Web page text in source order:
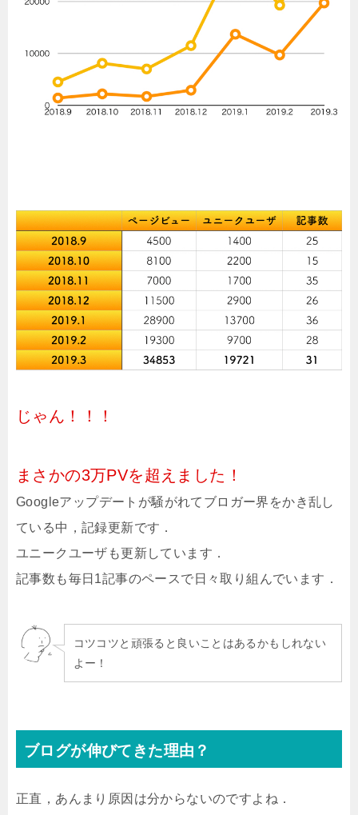
じゃん！！！
まさかの3万PVを超えました！
Googleアップデートが騒がれてブロガー界をかき乱し
ている中，記録更新です．
ユニークユーザも更新しています．
記事数も毎日1記事のペースで日々取り組んでいます．
コツコツと頑張ると良いことはあるかもしれない
よー！
ブログが伸びてきた理由？
正直，あんまり原因は分からないのですよね．